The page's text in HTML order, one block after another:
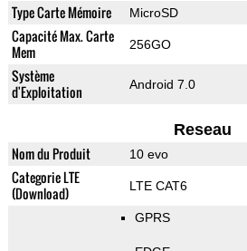
Type Carte Mémoire MicroSD
Capacité Max. Carte
Mem
256GO
Système
d'Exploitation
Android 7.0
Reseau
Nom du Produit 10 evo
Categorie LTE
(Download)
LTE CAT6
GPRS